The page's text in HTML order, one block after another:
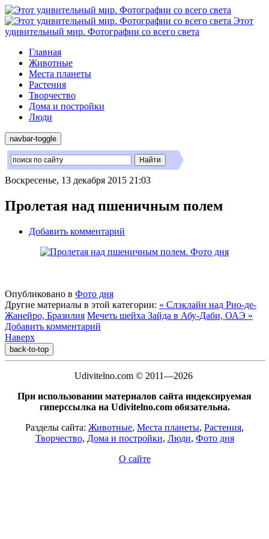
Этот
удивительный мир. Фотографии со всего света
Главная
Животные
Места планеты
Растения
Творчество
Дома и постройки
Люди
navbar-toggle
Воскресенье, 13 декабря 2015 21:03
Пролетая над пшеничным полем
Добавить комментарий
Опубликовано в Фото дня
Другие материалы в этой категории: « Слэклайн над Рио-де-
Жанейро, Бразилия Мечеть шейха Зайда в Абу-Даби, ОАЭ »
Добавить комментарий
Наверх
back-to-top
Udivitelno.com © 2011—2026
При использовании материалов сайта индексируемая
гиперссылка на Udivitelno.com обязательна.
Разделы сайта: Животные, Места планеты, Растения,
Творчество, Дома и постройки, Люди, Фото дня
О сайте